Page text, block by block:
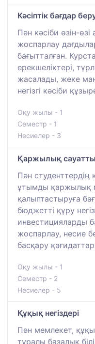
Кәсіптік бағдар
Пән кәсіби өзін-
жоспарлау
бағытталған.
ерекшеліктері,
жасалады, жеке
негізгі кәсіби
Оқу жылы - 1
Семестр - 1
Несиелер - 3
Қаржылық
Пән
ұтымды қаржылық
қалыптастыруға
бюджетті құру
инвестицияларды
жоспарлау, несие
басқару
Оқу жылы - 1
Семестр - 2
Несиелер - 5
Құқық негіздері
Пән мемлекет,
туралы базалық